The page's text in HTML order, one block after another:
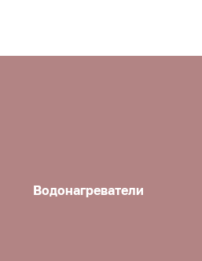
Водонагреватели